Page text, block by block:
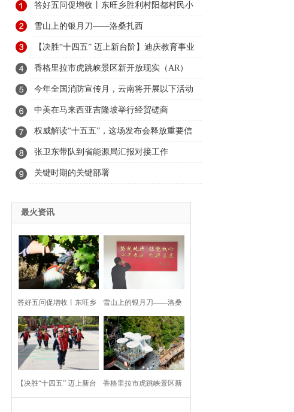
答好五问促增收丨东旺乡胜利村阳都村民小
组：葡萄产业铺就“甜蜜”增收路
雪山上的银月刀——洛桑扎西
【决胜“十四五” 迈上新台阶】迪庆教育事业
亮点多、成效显——培根铸魂育桃李
香格里拉市虎跳峡景区新开放现实（AR）
无人机体验店
今年全国消防宣传月，云南将开展以下活动
→
中美在马来西亚吉隆坡举行经贸磋商
权威解读“十五五”，这场发布会释放重要信
息
张卫东带队到省能源局汇报对接工作
关键时期的关键部署
最火资讯
答好五问促增收丨东旺乡
胜利村阳都村民小组：葡
萄产业铺就“甜蜜”增收路
雪山上的银月刀——洛桑
扎西
【决胜“十四五” 迈上新台 香格里拉市虎跳峡景区新